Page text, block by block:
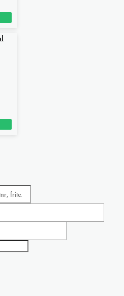
180 kr